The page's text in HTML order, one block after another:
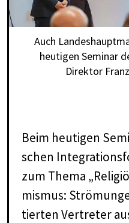
Auch
heutigen Seminar
Direktor
Beim heu­ti­gen
schen
zum The­ma
mis­mus:
tier­ten Ver­tre­ter